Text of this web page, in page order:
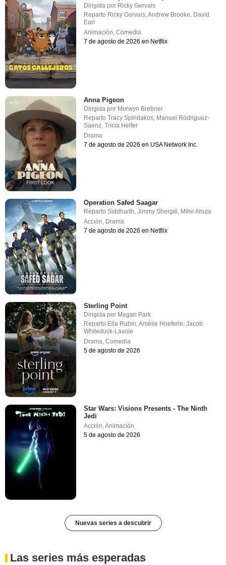
Dirigida por Ricky Gervais
Reparto Ricky Gervais,Andrew Brooke, David
Earl
Animación,Comedia
7 de agosto de 2026 en Netflix
Anna Pigeon
Dirigida por Morwyn Brebner
RepartoTracy Spiridakos Manuel Rodriguez-
Saenz ,Tricia Helfer
Drama
7 de agosto de 2026 en USA Network Inc.
Operation Safed Saagar
RepartoSiddharth,Jimmy Shergill , Mihir Ahuja
Acción, Drama
7 de agosto de 2026 en Netflix
Sterling Point
Dirigida por Megan Park
Reparto Ella Rubin ,Amélie Hoeferle ,Jacob
Whiteduck-Lavoie
Drama ,Comedia
5 de agosto de 2026
Star Wars: Visions Presents - The Ninth
Jedi
Acción,Animación
5 de agosto de 2026
Nuevas series a descubrir
Las series más esperadas